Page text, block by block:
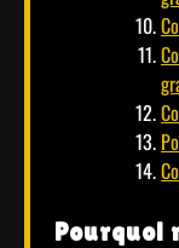
Pourquoi